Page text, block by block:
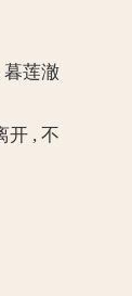
莲澈
开 , 不